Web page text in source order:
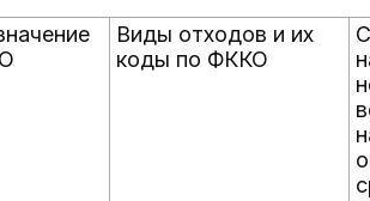
Виды отходов и их
коды по ФККО